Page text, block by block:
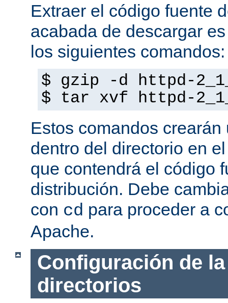
Extraer el código fuente
acabada de descargar
los siguientes comandos:
$ gzip -d httpd-
$ tar xvf httpd-
Estos comandos
dentro del directorio en
que contendrá el código
distribución. Debe
con cd para proceder a
Apache.
Configuración de
directorios